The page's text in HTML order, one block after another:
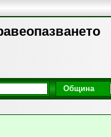
Община